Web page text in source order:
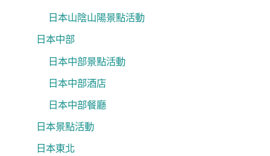
日本山陰山陽景點活動
日本中部
日本中部景點活動
日本中部酒店
日本中部餐廳
日本景點活動
日本東北